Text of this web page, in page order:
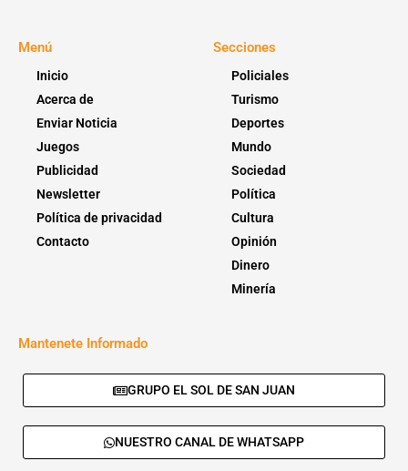
Menú
Inicio
Acerca de
Enviar Noticia
Juegos
Publicidad
Newsletter
Política de privacidad
Contacto
Secciones
Policiales
Turismo
Deportes
Mundo
Sociedad
Política
Cultura
Opinión
Dinero
Minería
Mantenete Informado
GRUPO EL SOL DE SAN JUAN
NUESTRO CANAL DE WHATSAPP